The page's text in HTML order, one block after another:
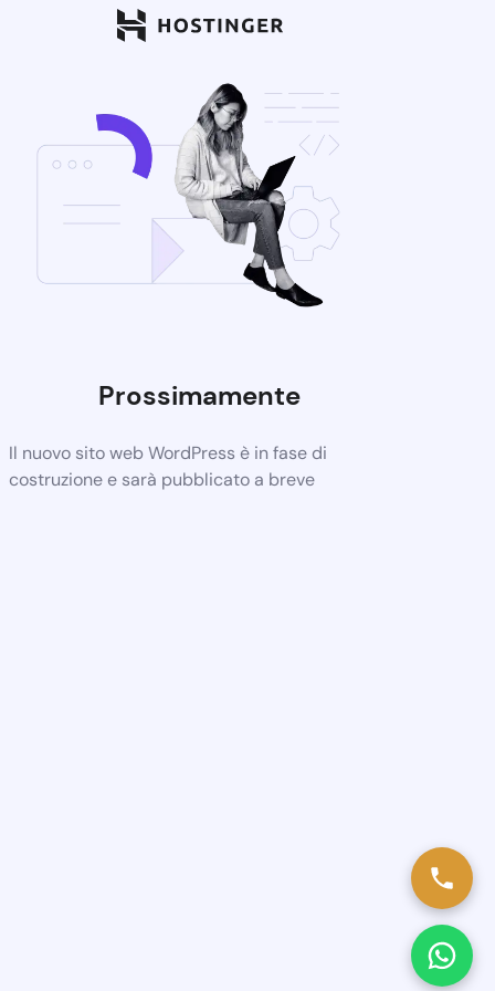
Prossimamente
Il nuovo sito web WordPress è in fase di
costruzione e sarà pubblicato a breve